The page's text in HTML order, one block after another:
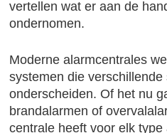
vertellen wat er aan de
ondernomen.
Moderne alarmcentrales
systemen die
onderscheiden. Of het nu
brandalarmen of
centrale heeft voor elk